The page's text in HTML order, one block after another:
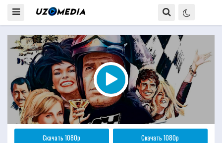
Скачать 1080p
Скачать 1080p